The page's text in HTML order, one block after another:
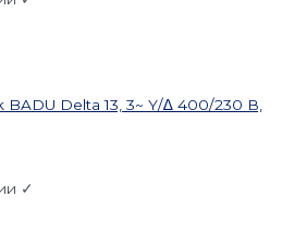
Delta 13, 3~ Y/∆ 400/230 В,
✓